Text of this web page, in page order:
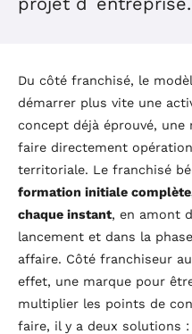
Du côté franchisé, le
démarrer plus vite une
concept déjà éprouvé, une
faire directement
territoriale. Le franchisé
formation initiale
chaque instant, en amont
lancement et dans la
affaire. Côté franchiseur
effet, une marque pour
multiplier les points de
faire, il y a deux solutions